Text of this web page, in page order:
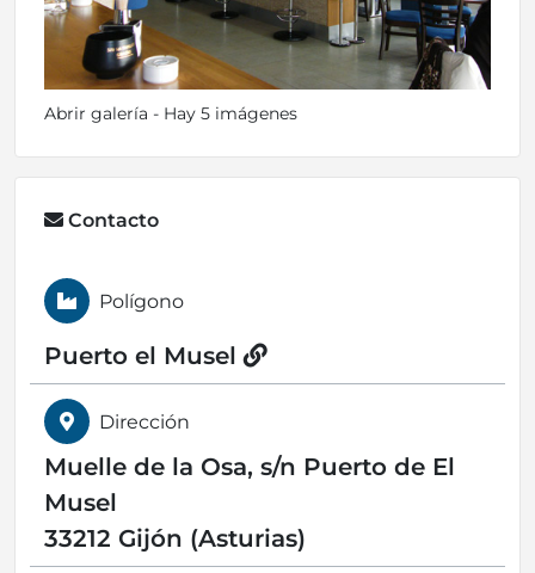
Abrir galería - Hay 5 imágenes
Contacto
Polígono
Puerto el Musel
Dirección
Muelle de la Osa, s/n Puerto de El
Musel
33212 Gijón (Asturias)